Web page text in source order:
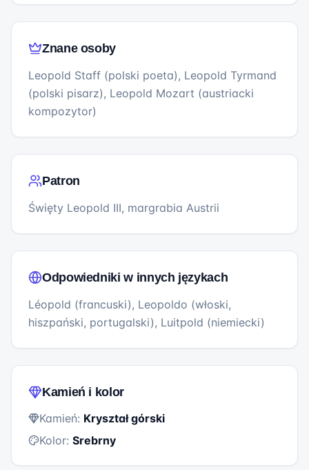
Znane osoby
Leopold Staff (polski poeta), Leopold Tyrmand
(polski pisarz), Leopold Mozart (austriacki
kompozytor)
Patron
Święty Leopold III, margrabia Austrii
Odpowiedniki w innych językach
Léopold (francuski), Leopoldo (włoski,
hiszpański, portugalski), Luitpold (niemiecki)
Kamień i kolor
Kamień: Kryształ górski
Kolor: Srebrny